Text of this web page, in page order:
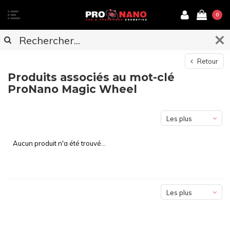
0
Retour
Produits associés au mot-clé
ProNano Magic Wheel
Les plus
Aucun produit n'a été trouvé...
Les plus